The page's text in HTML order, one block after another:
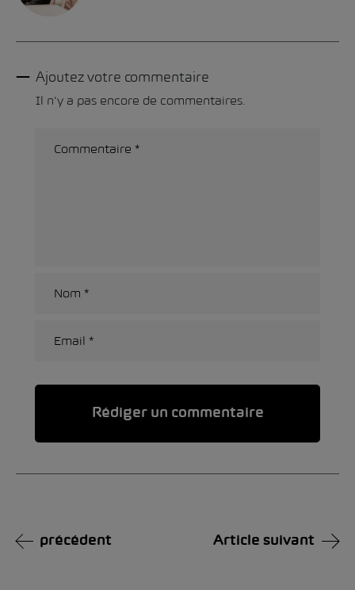
Ajoutez votre commentaire
Il n'y a pas encore de commentaires.
précédent Article suivant